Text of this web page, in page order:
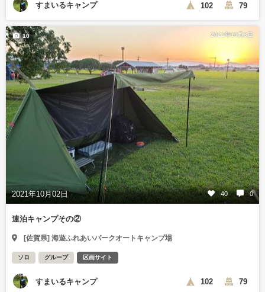
すまいるキャンプ 102 79
2021年10月3日
2021年10月02日 40 0
10
連泊キャンプその②
[佐賀県] 海遊ふれあいパークオートキャンプ場
ソロ グループ 区画サイト
すまいるキャンプ 102 79